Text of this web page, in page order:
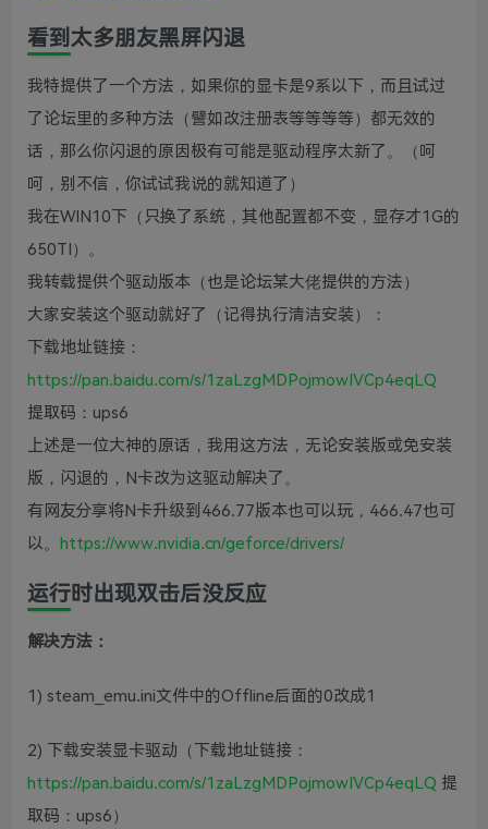
看到太多朋友黑屏闪退
我特提供了一个方法，如果你的显卡是9系以下，而且试过
了论坛里的多种方法（譬如改注册表等等等等）都无效的
话，那么你闪退的原因极有可能是驱动程序太新了。（呵
呵，别不信，你试试我说的就知道了）
我在WIN10下（只换了系统，其他配置都不变，显存才1G的
650TI）。
我转载提供个驱动版本（也是论坛某大佬提供的方法）
大家安装这个驱动就好了（记得执行清洁安装）：
下载地址链接：
https://pan.baidu.com/s/1zaLzgMDPojmowIVCp4eqLQ
提取码：ups6
上述是一位大神的原话，我用这方法，无论安装版或免安装
版，闪退的，N卡改为这驱动解决了。
有网友分享将N卡升级到466.77版本也可以玩，466.47也可
以。 https://www.nvidia.cn/geforce/drivers/
运行时出现双击后没反应
解决方法：
1) steam_emu.ini文件中的Offline后面的0改成1
2) 下载安装显卡驱动（下载地址链接：
https://pan.baidu.com/s/1zaLzgMDPojmowIVCp4eqLQ 提
取码：ups6）